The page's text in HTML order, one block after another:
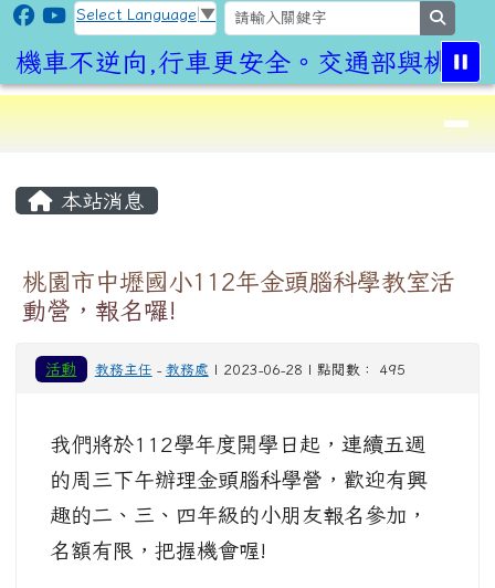
跳至主內容區
CLPS Site
Select Language ▼
機車不逆向,行車更安全。交通部與桃園
⏸
導覽列
本站消息
桃園市中壢國小112年金頭腦科學教室活
動營，報名囉!
活動 教務主任 - 教務處 | 2023-06-28 | 點閱數： 495
我們將於112學年度開學日起，連續五週
的周三下午辦理金頭腦科學營，歡迎有興
趣的二、三、四年級的小朋友報名參加，
名額有限，把握機會喔!